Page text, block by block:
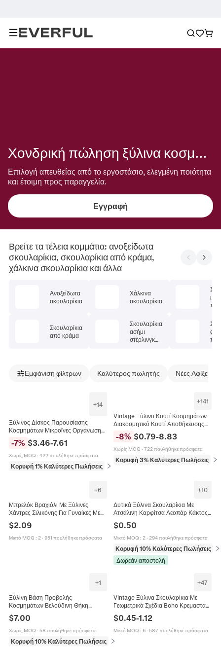
Χονδρική πώληση ξύλινα κοσμήματα
Επιλογή απευθείας από το εργοστάσιο, ελεγμένη ποιότητα
και έτοιμη προς παραγγελία.
Εγγραφή
Βρείτε τα τέλεια κομμάτια: ανοξείδωτα
σκουλαρίκια, σκουλαρίκια από κράμα,
χάλκινα σκουλαρίκια και άλλα
Ανοξείδωτα
σκουλαρίκια
Σκουλαρίκια
από κράμα
Χάλκινα
σκουλαρίκια
Σκουλαρίκια
ασήμι
στέρλινγκ
με
Εμφάνιση φίλτρων Καλύτερος πωλητής Νέες Αφίξεις
+14
Ξύλινος Δίσκος Παρουσίασης
Κοσμημάτων Μικροΐνες Οργάνωση
Δαχτυλιδιών Κολιέ Βραχιόλια
Επαγγελματικό Μινιμαλιστικό
-7% $3.46-7.61
Χωρίς MOQ · 422 πουλήθηκε πρόσφατα
Κορυφή 1% Καλύτερες Πωλήσεις σε Συσκευασία και έκθεση κοσμημάτων
+141
Vintage Ξύλινο Κουτί Κοσμημάτων
Διακοσμητικό Κουτί Αποθήκευσης
Με Μεταλλική Κλειδαριά Ρετρό Στυλ
Για Μικροαντικείμενα
-8% $0.79-8.83
Χωρίς MOQ · 722 πουλήθηκε πρόσφατα
Κορυφή 3% Καλύτερες Πωλήσεις σε
+6
Μπρελόκ Βραχιόλι Με Ξύλινες
Χάντρες Σιλικόνης Για Γυναίκες Με
Δερμάτινη Φούντα Και Ξύλινο Δίσκο
Μποέμ Στυλ
$2.09
Μικτό MOQ : 2· 951 πουλήθηκε πρόσφατα
+10
Δυτικά Ξύλινα Σκουλαρίκια Με
Ατσάλινη Καρφίτσα Λεοπάρ Κάκτος
Κεφάλι Ταύρου Ρετρό Έθνικ
Κοσμήματα Γυναικεία
$0.50
Μικτό MOQ : 2· 294 πουλήθηκε πρόσφατα
Κορυφή 10% Καλύτερες Πωλήσεις
Δωρεάν αποστολή
+1
Ξύλινη Βάση Προβολής
Κοσμημάτων Βελούδινη Θήκη
Οργάνωσης Για Δαχτυλίδια
Σκουλαρίκια Δίσκος Με Κλίση Για
Πάγκο Καταστήματος
$7.00
Χωρίς MOQ · 58 πουλήθηκε πρόσφατα
Κορυφή 10% Καλύτερες Πωλήσεις σε Συσκευασία και έκθεση κοσμημάτων
+47
Vintage Ξύλινα Σκουλαρίκια Με
Γεωμετρικά Σχέδια Boho Κρεμαστά
Σκουλαρίκια Για Γυναίκες Ξύλινο
Σχέδιο
$0.45-1.12
Μικτό MOQ : 6· 587 πουλήθηκε πρόσφατα